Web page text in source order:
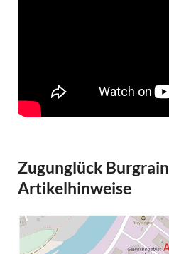
Zugunglück Burgrain
Artikelhinweise